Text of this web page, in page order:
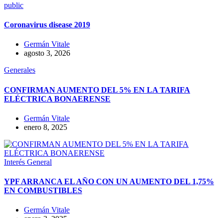
public
Coronavirus disease 2019
Germán Vitale
agosto 3, 2026
Generales
CONFIRMAN AUMENTO DEL 5% EN LA TARIFA
ELÉCTRICA BONAERENSE
Germán Vitale
enero 8, 2025
Interés General
YPF ARRANCA EL AÑO CON UN AUMENTO DEL 1,75%
EN COMBUSTIBLES
Germán Vitale